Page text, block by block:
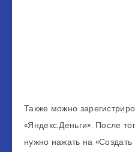
Также можно
«Яндекс.Деньги». После
нужно нажать на